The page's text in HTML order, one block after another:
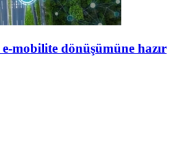
mobilite dönüşümüne hazır